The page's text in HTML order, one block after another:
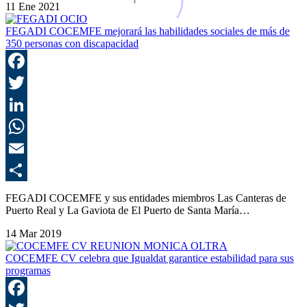
11 Ene 2021
FEGADI COCEMFE mejorará las habilidades sociales de más de
350 personas con discapacidad
FEGADI COCEMFE y sus entidades miembros Las Canteras de
Puerto Real y La Gaviota de El Puerto de Santa María…
14 Mar 2019
COCEMFE CV celebra que Igualdat garantice estabilidad para sus
programas